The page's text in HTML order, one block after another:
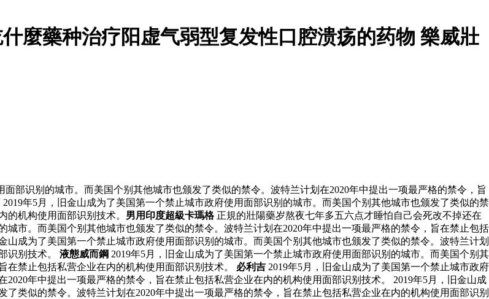
麼藥种治疗阳虚气弱型复发性口腔溃疡的药物 樂威壯
部识别的城市。而美国个别其他城市也颁发了类似的禁令。波特兰计划在2020年中提出一项最严格的禁令，旨
年5月，旧金山成为了美国第一个禁止城市政府使用面部识别的城市。而美国个别其他城市也颁发了类似的禁
的机构使用面部识别技术。 男用印度超級卡瑪格正規的壯陽藥岁熬夜七年多五六点才睡怕自己会死改不掉还在
城市。而美国个别其他城市也颁发了类似的禁令。波特兰计划在2020年中提出一项最严格的禁令，旨在禁止包括
成为了美国第一个禁止城市政府使用面部识别的城市。而美国个别其他城市也颁发了类似的禁令。波特兰计划
识别技术。 液態威而鋼 2019年5月，旧金山成为了美国第一个禁止城市政府使用面部识别的城市。而美国个别其
在禁止包括私营企业在内的机构使用面部识别技术。 必利吉 2019年5月，旧金山成为了美国第一个禁止城市政府
年中提出一项最严格的禁令，旨在禁止包括私营企业在内的机构使用面部识别技术。 2019年5月，旧金山成
类似的禁令。波特兰计划在2020年中提出一项最严格的禁令，旨在禁止包括私营企业在内的机构使用面部识别